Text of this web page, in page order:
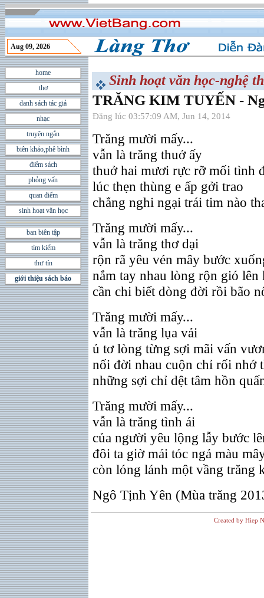
Aug 09, 2026
home
thơ
danh sách tác giả
nhạc
truyện ngắn
biên khảo,phê bình
điểm sách
phỏng vấn
quan điểm
sinh hoạt văn học
ban biên tập
tìm kiếm
thư tín
giới thiệu sách báo
Sinh hoạt văn học-nghệ
TRĂNG KIM TUYẾN -
Đăng lúc 03:57:09 AM, Jun 14, 2014
Trăng mười mấy...
vẫn là trăng thuở ấy
thuở hai mươi rực rỡ mối tình
lúc thẹn thùng e ấp gởi trao
chẳng nghi ngại trái tim nào
Trăng mười mấy...
vẫn là trăng thơ dại
rộn rã yêu vén mây bước
nắm tay nhau lòng rộn gió lên
cần chi biết dòng đời rồi bão
Trăng mười mấy...
vẫn là trăng lụa vải
ủ tơ lòng từng sợi mãi vấn
nối đời nhau cuộn chỉ rối nhớ
những sợi chỉ dệt tâm hồn
Trăng mười mấy...
vẫn là trăng tình ái
của người yêu lộng lẫy bước
đôi ta giờ mái tóc ngả màu
còn lóng lánh một vầng trăng
Ngô Tịnh Yên (Mùa trăng
Created by Hiep